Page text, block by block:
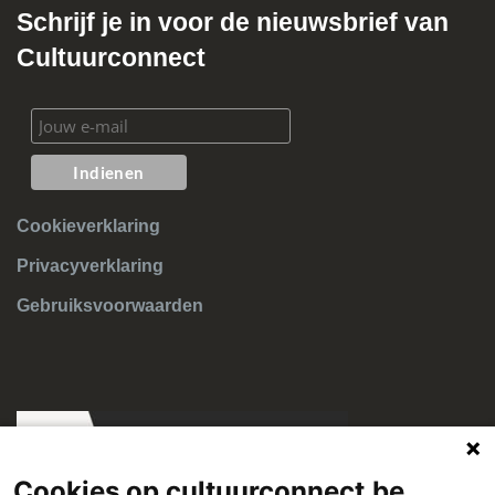
Schrijf je in voor de nieuwsbrief van
Cultuurconnect
Cookieverklaring
Privacyverklaring
Gebruiksvoorwaarden